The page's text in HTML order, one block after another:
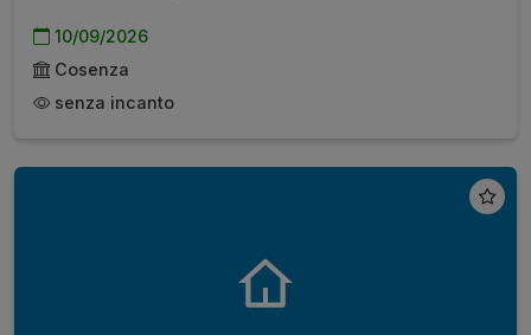
10/09/2026
Cosenza
senza incanto